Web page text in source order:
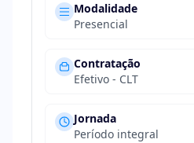
Modalidade
Presencial
Contratação
Efetivo - CLT
Jornada
Período integral